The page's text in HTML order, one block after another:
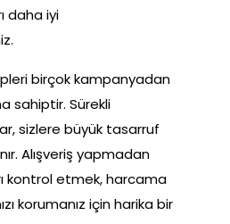
daha iyi
birçok kampanyadan
sahiptir. Sürekli
sizlere büyük tasarruf
Alışveriş yapmadan
kontrol etmek, harcama
korumanız için harika bir